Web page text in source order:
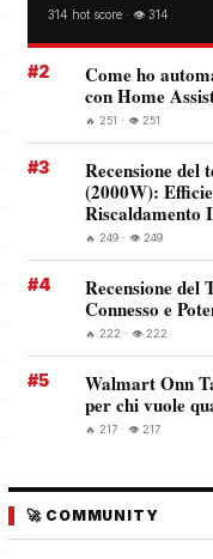
314 hot score · 👁️ 314
#2
Come ho
con Home
🔥 251 · 👁️ 251
#3
Recensione
(2000W):
Riscaldamento
🔥 249 · 👁️ 249
#4
Recensione
Connesso e
🔥 222 · 👁️ 222
#5
Walmart Onn
per chi vuole
🔥 217 · 👁️ 217
🚀 COMMUNITY